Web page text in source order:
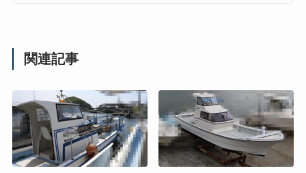
関連記事